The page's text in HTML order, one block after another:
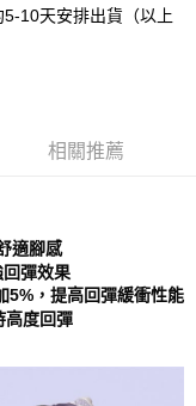
轉至「AFTEE先享後付」
效，需透過AFTEE先享
先享後付」服務完成之交
易相關給付款項請求債
之同意方可使用
10天安排出貨（以上
相關推薦
適腳感
彈效果
5%，提高回彈緩衝性能
度回彈